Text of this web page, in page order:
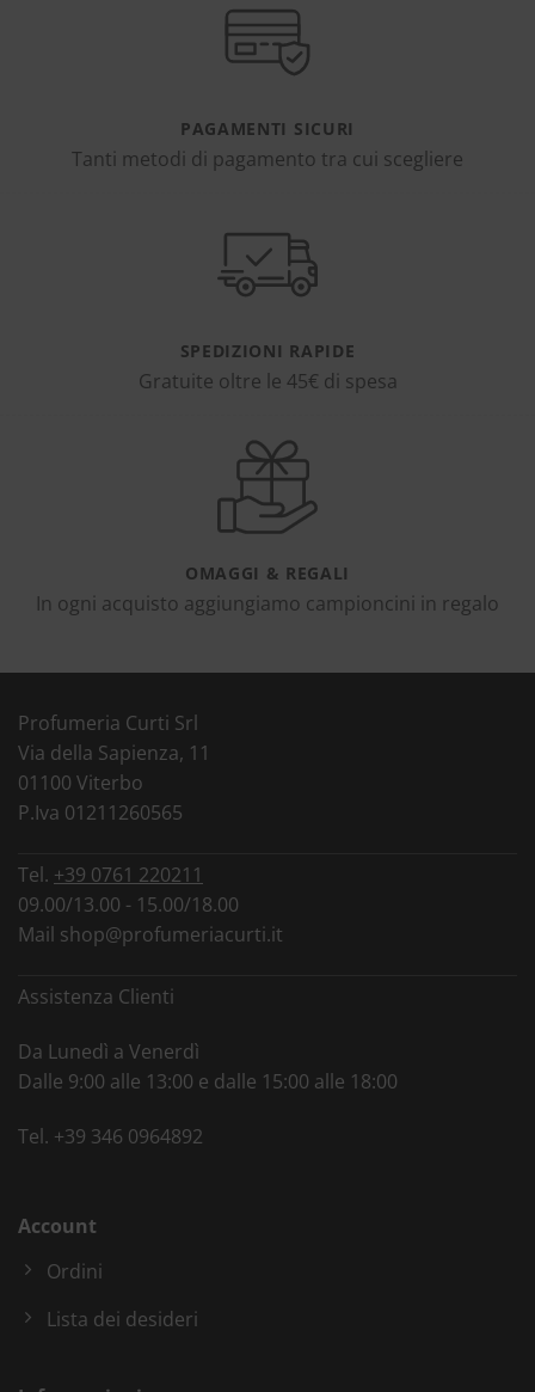
PAGAMENTI SICURI
Tanti metodi di pagamento tra cui scegliere
SPEDIZIONI RAPIDE
Gratuite oltre le 45€ di spesa
OMAGGI & REGALI
In ogni acquisto aggiungiamo campioncini in regalo
Profumeria Curti Srl
Via della Sapienza, 11
01100 Viterbo
P.Iva 01211260565
Tel. +39 0761 220211
09.00/13.00 - 15.00/18.00
Mail shop@profumeriacurti.it
Assistenza Clienti
Da Lunedì a Venerdì
Dalle 9:00 alle 13:00 e dalle 15:00 alle 18:00
Tel. +39 346 0964892
Account
Ordini
Lista dei desideri